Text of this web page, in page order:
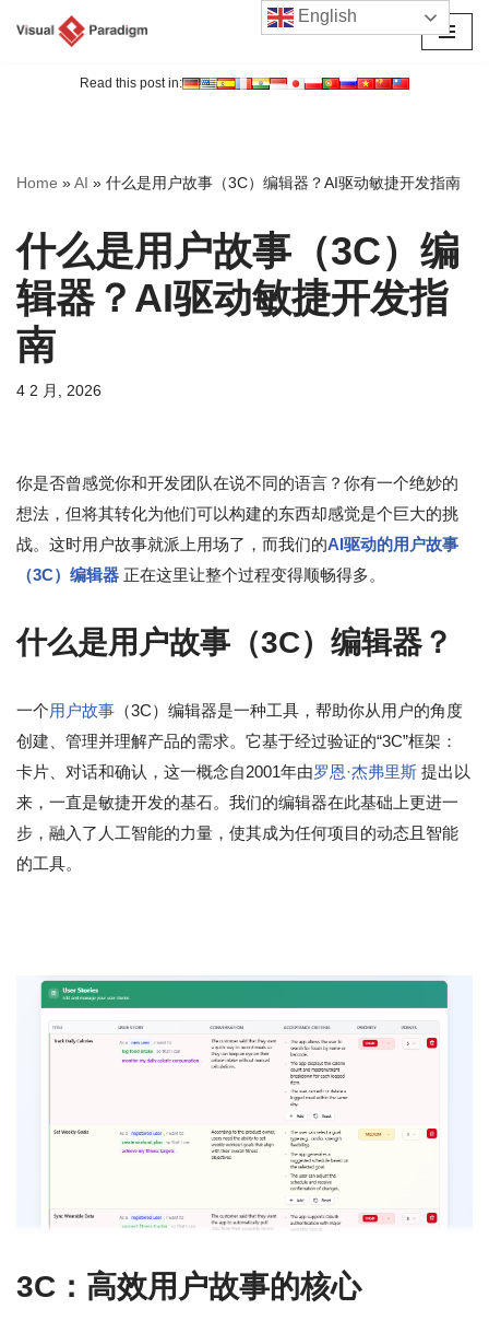
Read this post in:
Home »AI » 什么是用户故事（3C）编辑器？AI驱动敏捷开发指南
什么是用户故事（3C）编
辑器？AI驱动敏捷开发指
南
4 2 月, 2026
你是否曾感觉你和开发团队在说不同的语言？你有一个绝妙的
想法，但将其转化为他们可以构建的东西却感觉是个巨大的挑
战。这时用户故事就派上用场了，而我们的AI驱动的用户故事
（3C）编辑器 正在这里让整个过程变得顺畅得多。
什么是用户故事（3C）编辑器？
一个用户故事 （3C）编辑器是一种工具，帮助你从用户的角度
创建、管理并理解产品的需求。它基于经过验证的“3C”框架：
卡片、对话和确认，这一概念自2001年由罗恩·杰弗里斯 提出以
来，一直是敏捷开发的基石。我们的编辑器在此基础上更进一
步，融入了人工智能的力量，使其成为任何项目的动态且智能
的工具。
3C：高效用户故事的核心
English